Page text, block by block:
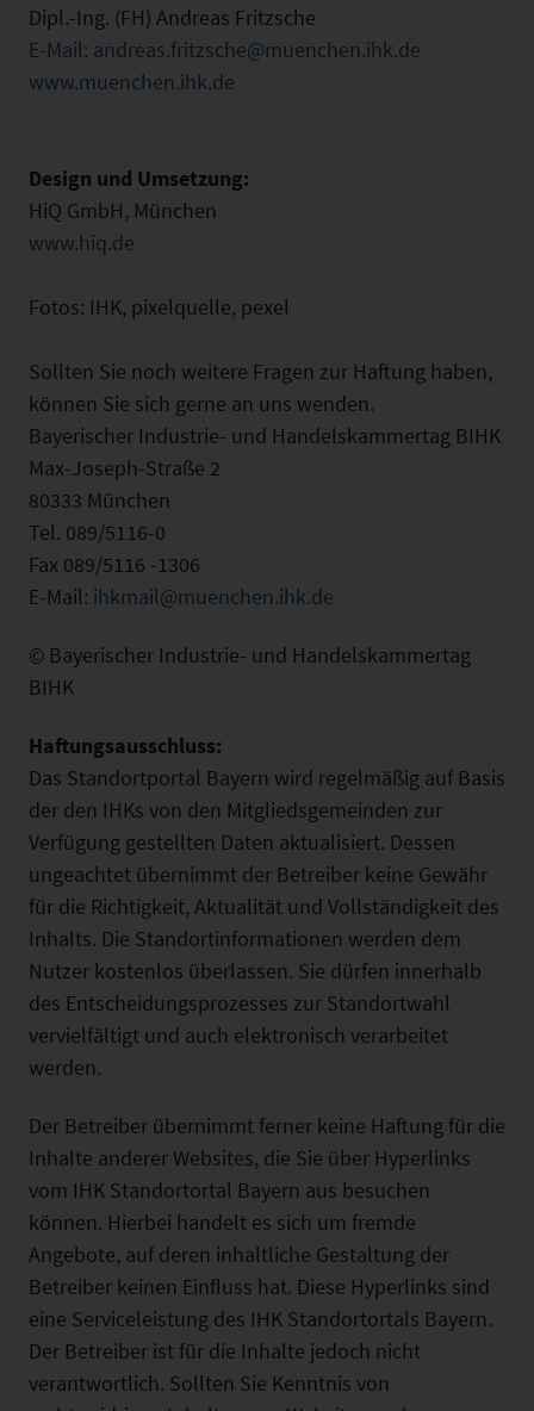
Dipl.-Ing. (FH) Andreas Fritzsche
E-Mail: andreas.fritzsche@muenchen.ihk.de
www.muenchen.ihk.de
Design und Umsetzung:
HiQ GmbH, München
www.hiq.de
Fotos: IHK, pixelquelle, pexel
Sollten Sie noch weitere Fragen zur Haftung haben,
können Sie sich gerne an uns wenden.
Bayerischer Industrie- und Handelskammertag BIHK
Max-Joseph-Straße 2
80333 München
Tel. 089/5116-0
Fax 089/5116 -1306
E-Mail: ihkmail@muenchen.ihk.de
© Bayerischer Industrie- und Handelskammertag
BIHK
Haftungsausschluss:
Das Standortportal Bayern wird regelmäßig auf Basis
der den IHKs von den Mitgliedsgemeinden zur
Verfügung gestellten Daten aktualisiert. Dessen
ungeachtet übernimmt der Betreiber keine Gewähr
für die Richtigkeit, Aktualität und Vollständigkeit des
Inhalts. Die Standortinformationen werden dem
Nutzer kostenlos überlassen. Sie dürfen innerhalb
des Entscheidungsprozesses zur Standortwahl
vervielfältigt und auch elektronisch verarbeitet
werden.
Der Betreiber übernimmt ferner keine Haftung für die
Inhalte anderer Websites, die Sie über Hyperlinks
vom IHK Standortortal Bayern aus besuchen
können. Hierbei handelt es sich um fremde
Angebote, auf deren inhaltliche Gestaltung der
Betreiber keinen Einfluss hat. Diese Hyperlinks sind
eine Serviceleistung des IHK Standortortals Bayern.
Der Betreiber ist für die Inhalte jedoch nicht
verantwortlich. Sollten Sie Kenntnis von